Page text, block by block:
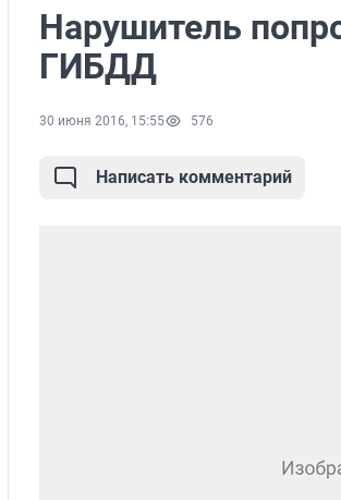
Нарушитель
ГИБДД
30 июня 2016, 15:55 576
Написать комментарий